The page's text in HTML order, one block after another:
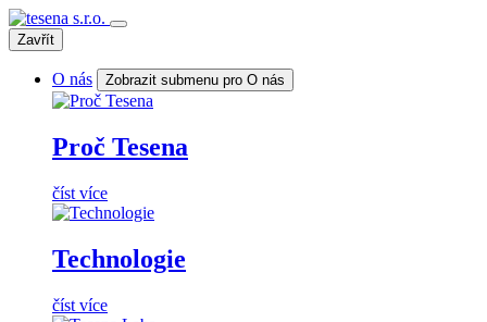
Zavřít
O nás Zobrazit submenu pro O nás
Proč Tesena
číst více
Technologie
číst více